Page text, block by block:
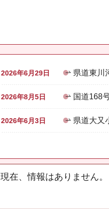
2026年6月29日 県道東川
2026年8月5日 国道168
2026年6月3日 県道大又
現在、情報はありません。